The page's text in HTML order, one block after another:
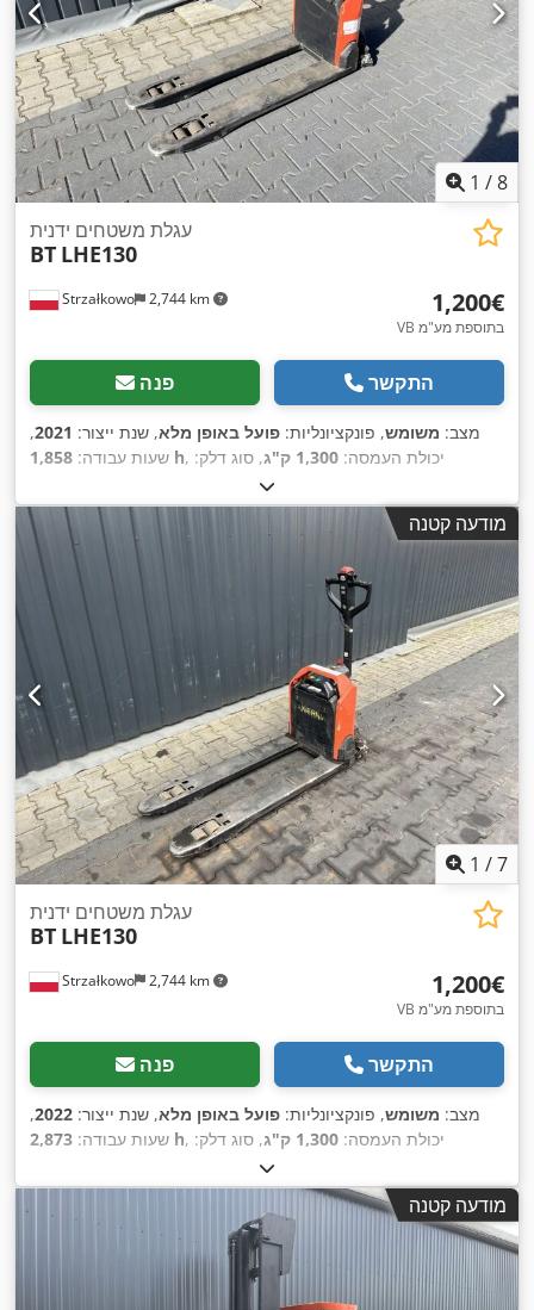
1 /8
Strzałkowo 2,744 km
עגלת משטחים ידנית
BT LHE130
‏1,200 ‏€
VB בתוספת מע"מ
פנה התקשר
מצב: משומש, פונקציונליות: פועל באופן מלא, שנת ייצור: 2021
,
שעות עבודה: 1,858 h , יכולת העמסה: 1,300 ק"ג
, סוג דלק:
מודעה קטנה
1 /7
Strzałkowo 2,744 km
עגלת משטחים ידנית
BT LHE130
‏1,200 ‏€
VB בתוספת מע"מ
פנה התקשר
מצב: משומש, פונקציונליות: פועל באופן מלא, שנת ייצור: 2022
,
שעות עבודה: 2,873 h , יכולת העמסה: 1,300 ק"ג
, סוג דלק:
מודעה קטנה